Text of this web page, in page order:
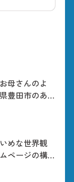
母さんのよ
豊田市のあ
めな世界観
ページの構